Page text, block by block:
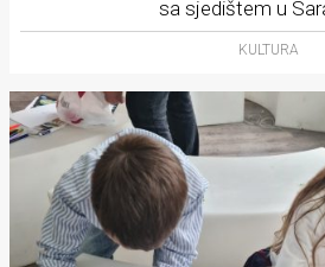
sa sjedištem u
KULTURA